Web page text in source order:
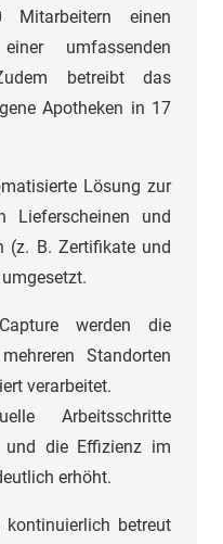
einen
umfassenden
betreibt das
Apotheken in 17
Lösung zur
Lieferscheinen und
(z. B. Zertifikate und
werden die
Standorten
verarbeitet.
Arbeitsschritte
und die Effizienz im
erhöht.
betreut